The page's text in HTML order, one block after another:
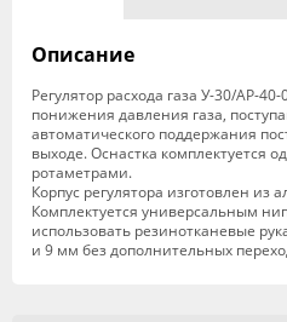
Описание
Регулятор расхода газа У-30/АР-
понижения давления газа,
автоматического поддержания
выходе. Оснастка комплектуется
ротаметрами.
Корпус регулятора изготовлен из
Комплектуется универсальным
использовать резинотканевые
и 9 мм без дополнительных